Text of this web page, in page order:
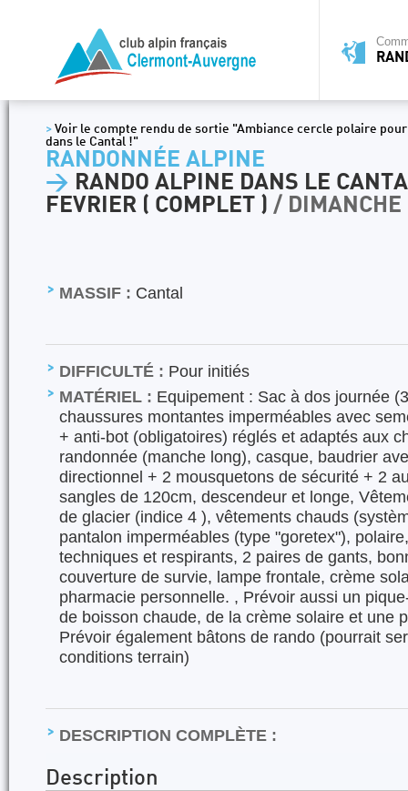
> Voir le compte rendu de sortie "Ambiance cercle polaire
dans le Cantal !"
RANDONNÉE ALPINE
> RANDO ALPINE DANS LE
FEVRIER ( COMPLET ) /
MASSIF : Cantal
DIFFICULTÉ : Pour initiés
MATÉRIEL : Equipement : Sac à dos journée
chaussures montantes imperméables avec
+ anti-bot (obligatoires) réglés et adaptés aux
randonnée (manche long), casque, baudrier
directionnel + 2 mousquetons de sécurité + 2
sangles de 120cm, descendeur et longe,
de glacier (indice 4 ), vêtements chauds
pantalon imperméables (type "goretex"),
techniques et respirants, 2 paires de gants,
couverture de survie, lampe frontale, crème
pharmacie personnelle. , Prévoir aussi un
de boisson chaude, de la crème solaire et une
Prévoir également bâtons de rando (pourrait
conditions terrain)
DESCRIPTION COMPLÈTE :
Description